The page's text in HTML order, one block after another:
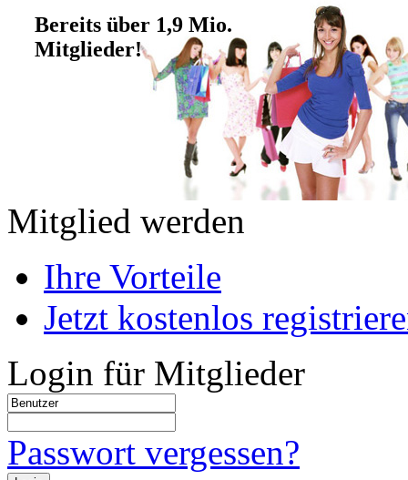
Bereits über 1,9 Mio.
Mitglieder!
Mitglied werden
Ihre Vorteile
Jetzt kostenlos
Login für Mitglieder
Passwort vergessen?